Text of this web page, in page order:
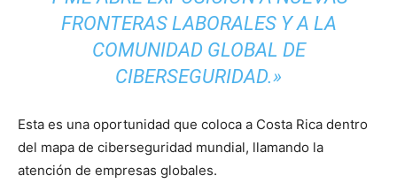
FRONTERAS LABORALES Y A LA
COMUNIDAD GLOBAL DE
CIBERSEGURIDAD.»
Esta es una oportunidad que coloca a Costa Rica dentro
del mapa de ciberseguridad mundial, llamando la
atención de empresas globales.